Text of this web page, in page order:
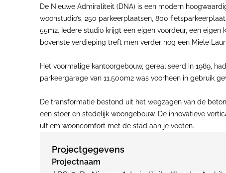
De Nieuwe Admiraliteit (DNA) is een modern
woonstudio’s, 250 parkeerplaatsen, 800
55m2. Iedere studio krijgt een eigen voordeur, een
bovenste verdieping treft men verder nog een Miele
Het voormalige kantoorgebouw, gerealiseerd in 1989,
parkeergarage van 11.500m2 was voorheen in gebruik
De transformatie bestond uit het wegzagen van de
een stoer en stedelijk woongebouw. De innovatieve
ultiem wooncomfort met de stad aan je voeten.
Projectgegevens
Projectnaam